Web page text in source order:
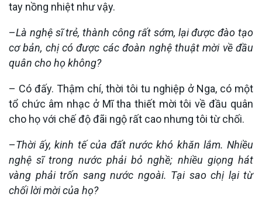
tay nồng nhiệt như vậy.
–Là nghệ sĩ trẻ, thành công rất sớm, lại được đào tạo
cơ bản, chị có được các đoàn nghệ thuật mời về đầu
quân cho họ không?
– Có đấy. Thậm chí, thời tôi tu nghiệp ở Nga, có một
tổ chức âm nhạc ở Mĩ tha thiết mời tôi về đầu quân
cho họ với chế độ đãi ngộ rất cao nhưng tôi từ chối.
–Thời ấy, kinh tế của đất nước khó khăn lắm. Nhiều
nghệ sĩ trong nước phải bỏ nghề; nhiều giọng hát
vàng phải trốn sang nước ngoài. Tại sao chị lại từ
chối lời mời của họ?